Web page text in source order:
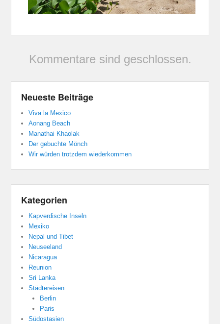
Kommentare sind geschlossen.
Neueste Beiträge
Viva la Mexico
Aonang Beach
Manathai Khaolak
Der gebuchte Mönch
Wir würden trotzdem wiederkommen
Kategorien
Kapverdische Inseln
Mexiko
Nepal und Tibet
Neuseeland
Nicaragua
Reunion
Sri Lanka
Städtereisen
Berlin
Paris
Südostasien